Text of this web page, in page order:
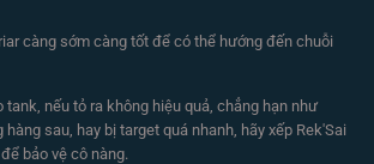
càng sớm càng tốt để có thể hướng đến chuỗi
tank, nếu tỏ ra không hiệu quả, chẳng hạn như
sau, hay bị target quá nhanh, hãy xếp Rek'Sai
bảo vệ cô nàng.